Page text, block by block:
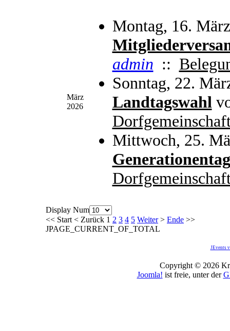
März
2026
Montag, 16.
admin ::
Sonntag, 22.
Landtagswahl
Mittwoch, 25.
Display Num
<< Start < Zurück 1 2 3 4 5 Weiter> Ende >>
JPAGE_CURRENT_OF_TOTAL
JEvents
Copyright © 2026
Joomla! ist freie, unter der